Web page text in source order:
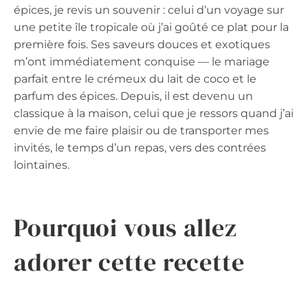
épices, je revis un souvenir : celui d’un voyage sur
une petite île tropicale où j’ai goûté ce plat pour la
première fois. Ses saveurs douces et exotiques
m’ont immédiatement conquise — le mariage
parfait entre le crémeux du lait de coco et le
parfum des épices. Depuis, il est devenu un
classique à la maison, celui que je ressors quand j’ai
envie de me faire plaisir ou de transporter mes
invités, le temps d’un repas, vers des contrées
lointaines.
Pourquoi vous allez
adorer cette recette